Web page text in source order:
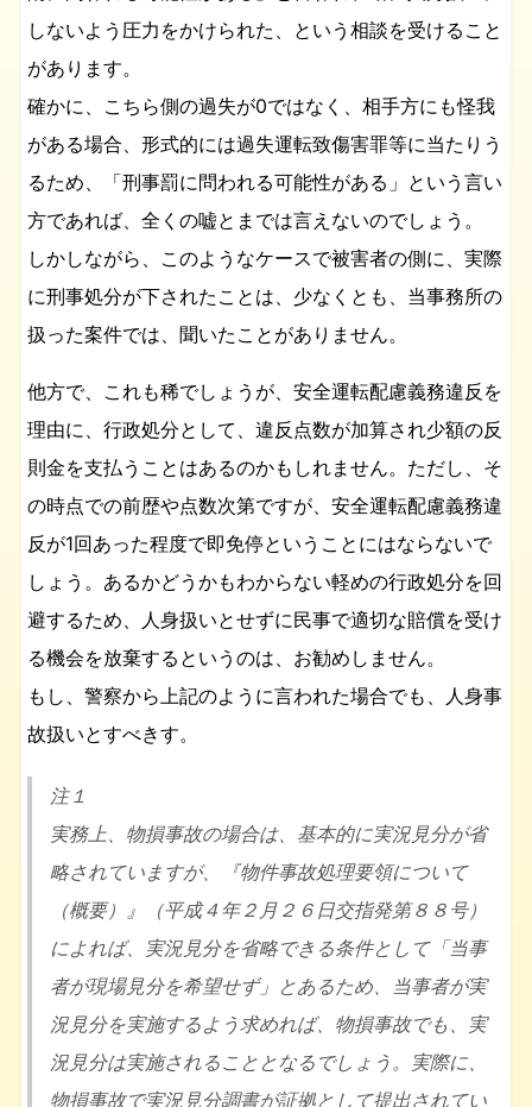
しないよう圧力をかけられた、という相談を受けること
があります。
確かに、こちら側の過失が0ではなく、相手方にも怪我
がある場合、形式的には過失運転致傷害罪等に当たりう
るため、「刑事罰に問われる可能性がある」という言い
方であれば、全くの嘘とまでは言えないのでしょう。
しかしながら、このようなケースで被害者の側に、実際
に刑事処分が下されたことは、少なくとも、当事務所の
扱った案件では、聞いたことがありません。
他方で、これも稀でしょうが、安全運転配慮義務違反を
理由に、行政処分として、違反点数が加算され少額の反
則金を支払うことはあるのかもしれません。ただし、そ
の時点での前歴や点数次第ですが、安全運転配慮義務違
反が1回あった程度で即免停ということにはならないで
しょう。あるかどうかもわからない軽めの行政処分を回
避するため、人身扱いとせずに民事で適切な賠償を受け
る機会を放棄するというのは、お勧めしません。
もし、警察から上記のように言われた場合でも、人身事
故扱いとすべきす。
注１
実務上、物損事故の場合は、基本的に実況見分が省
略されていますが、『物件事故処理要領について
（概要）』（平成４年２月２６日交指発第８８号）
によれば、実況見分を省略できる条件として「当事
者が現場見分を希望せず」とあるため、当事者が実
況見分を実施するよう求めれば、物損事故でも、実
況見分は実施されることとなるでしょう。実際に、
物損事故で実況見分調書が証拠として提出されてい